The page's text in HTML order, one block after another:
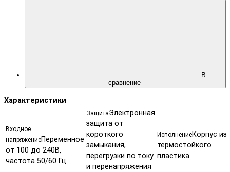
В
сравнение
Характеристики
Входное
напряжениеПеременное
от 100 до 240В,
частота 50/60 Гц
ЗащитаЭлектронная
защита от
короткого
замыкания,
перегрузки по току
и перенапряжения
ИсполнениеКорпус из
термостойкого
пластика